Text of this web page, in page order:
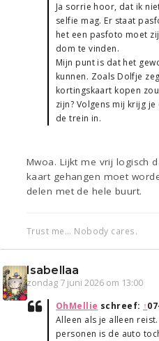
Ja sorrie hoor, dat ik
selfie mag. Er staat
het een pasfoto moet
dom te vinden.
Mijn punt is dat het
kunnen. Zoals Dolfje
kortingskaart kopen
zijn? Volgens mij krijg
de trein in.
Mwoa. Lijkt me vrij logisch
kaart gehangen moet
delen met de hele buurt.
Trust me... Nobody cares.
Isabellaa
zondag 7 juni 2026 om 13:00
OhMellie schreef: ↑
Alleen als je alleen
personen is de auto